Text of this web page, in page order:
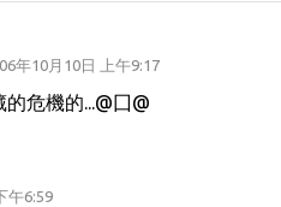
年10月10日 上午9:17
危機的...@囗@
午6:59